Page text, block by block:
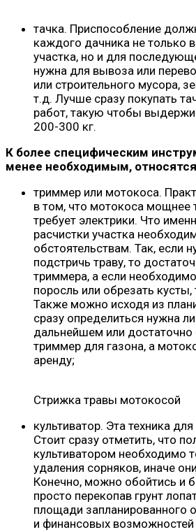
тачка. Приспособление
каждого дачника не только
участка, но и для
нужна для вывоза или
или строительного мусора,
т.д. Лучше сразу покупать
работ, такую чтобы
200-300 кг.
К более специфическим
менее необходимым,
триммер или мотокоса.
в том, что мотокоса мощнее
требует электрики. Что
расчистки участка
обстоятельствам. Так, если
подстричь траву, то
триммера, а если
поросль или обрезать
Также можно исходя из
сразу определиться нужна
дальнейшем или достаточно
триммер для газона, а
аренду;
Стрижка травы мотокосой
культиватор. Эта техника
Стоит сразу отметить, что
культиватором необходимо
удаления сорняков, иначе
Конечно, можно обойтись и
просто перекопав грунт
площади запланированного
и финансовых возможностей